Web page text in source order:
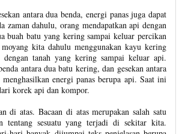
antara dua benda, energi panas juga dapat
zaman dahulu, orang mendapatkan api dengan
buah batu yang kering sampai keluar percikan
kita dahulu menggunakan kayu kering
dengan tanah yang kering sampai keluar api.
antara dua batu kering, dan gesekan antara
energi panas berupa api. Saat ini
korek api dan kompor.
di atas. Bacaan di atas merupakan salah satu
tentang sesuatu yang terjadi di sekitar kita.